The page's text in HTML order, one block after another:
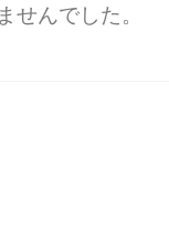
せんでした。